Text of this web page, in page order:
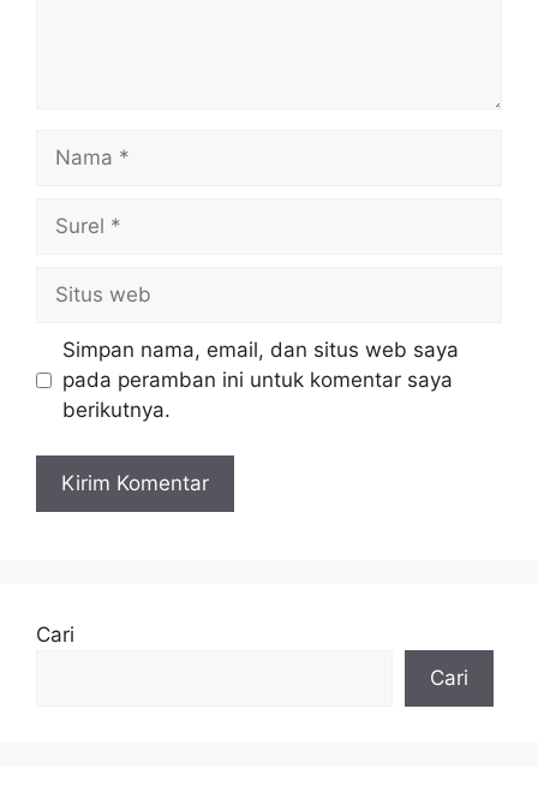
web
Simpan nama, email, dan situs web saya
pada peramban ini untuk komentar saya
berikutnya.
Cari
Cari